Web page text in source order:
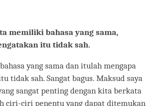
memiliki bahasa yang sama,
itu tidak sah.
yang sama dan itulah mengapa
tidak sah. Sangat bagus. Maksud saya
sangat penting dengan kita berkata
ciri-ciri penentu yang dapat ditemukan